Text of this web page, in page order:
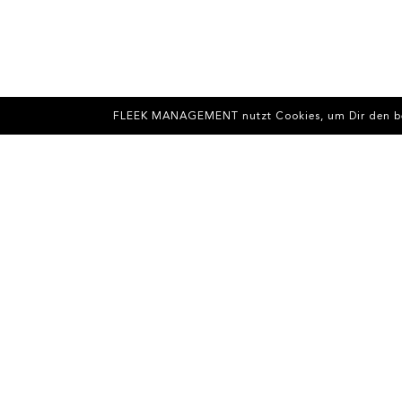
FLEEK MANAGEMENT nutzt Cookies, um Dir